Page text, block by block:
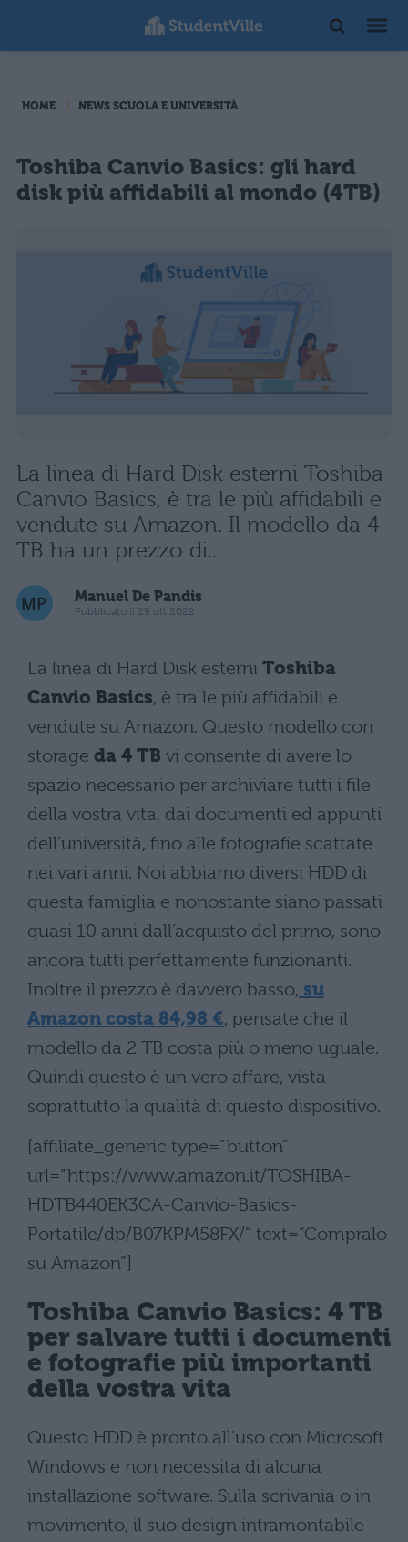
HOME NEWS SCUOLA E UNIVERSITÀ
Toshiba Canvio Basics: gli hard
disk più affidabili al mondo (4TB)
La linea di Hard Disk esterni Toshiba
Canvio Basics, è tra le più affidabili e
vendute su Amazon. Il modello da 4
TB ha un prezzo di...
Manuel De Pandis
Pubblicato il 29 ott 2022
La linea di Hard Disk esterni Toshiba
Canvio Basics, è tra le più affidabili e
vendute su Amazon. Questo modello con
storage da 4 TB vi consente di avere lo
spazio necessario per archiviare tutti i file
della vostra vita, dai documenti ed appunti
dell’università, fino alle fotografie scattate
nei vari anni. Noi abbiamo diversi HDD di
questa famiglia e nonostante siano passati
quasi 10 anni dall’acquisto del primo, sono
ancora tutti perfettamente funzionanti.
Inoltre il prezzo è davvero basso, su
Amazon costa 84,98 €, pensate che il
modello da 2 TB costa più o meno uguale.
Quindi questo è un vero affare, vista
soprattutto la qualità di questo dispositivo.
[affiliate_generic type=”button”
url=”https://www.amazon.it/TOSHIBA-
HDTB440EK3CA-Canvio-Basics-
Portatile/dp/B07KPM58FX/” text=”Compralo
su Amazon”]
Toshiba Canvio Basics: 4 TB
per salvare tutti i documenti
e fotografie più importanti
della vostra vita
Questo HDD è pronto all’uso con Microsoft
Windows e non necessita di alcuna
installazione software. Sulla scrivania o in
movimento, il suo design intramontabile